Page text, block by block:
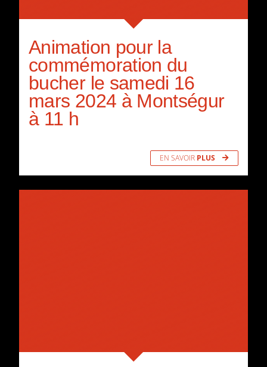
Animation pour la
commémoration du
bucher le samedi 16
mars 2024 à Montségur
à 11 h
EN SAVOIR PLUS